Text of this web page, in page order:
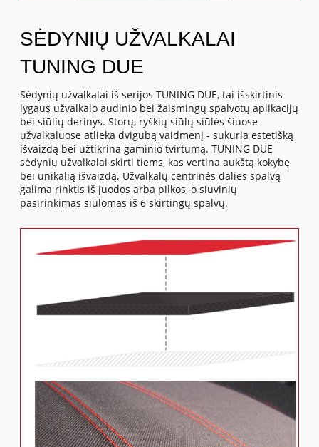
SĖDYNIŲ UŽVALKALAI
TUNING DUE
Sėdynių užvalkalai iš serijos TUNING DUE, tai išskirtinis
lygaus užvalkalo audinio bei žaismingų spalvotų aplikacijų
bei siūlių derinys. Storų, ryškių siūlų siūlės šiuose
užvalkaluose atlieka dvigubą vaidmenį - sukuria estetišką
išvaizdą bei užtikrina gaminio tvirtumą. TUNING DUE
sėdynių užvalkalai skirti tiems, kas vertina aukštą kokybę
bei unikalią išvaizdą. Užvalkalų centrinės dalies spalvą
galima rinktis iš juodos arba pilkos, o siuvinių
pasirinkimas siūlomas iš 6 skirtingų spalvų.